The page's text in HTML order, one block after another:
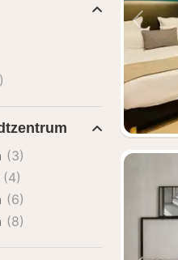
(3)
(4)
(6)
(8)